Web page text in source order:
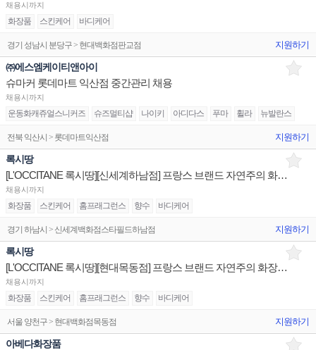
채용시까지
화장품 스킨케어 바디케어
경기 성남시 분당구 > 현대백화점판교점 지원하기
㈜에스엠케이티앤아이
슈마커 롯데마트 익산점 중간관리 채용
채용시까지
운동화캐쥬얼스니커즈 슈즈멀티샵 나이키 아디다스 푸마 휠라 뉴발란스
전북 익산시 > 롯데마트익산점 지원하기
록시땅
[L'OCCITANE 록시땅][신세계하남점] 프랑스 브랜드 자연주의 화장품 매장 백화점 채용
채용시까지
화장품 스킨케어 홈프래그런스 향수 바디케어
경기 하남시 > 신세계백화점스타필드하남점 지원하기
록시땅
[L'OCCITANE 록시땅][현대목동점] 프랑스 브랜드 자연주의 화장품 매장 백화점 채용
채용시까지
화장품 스킨케어 홈프래그런스 향수 바디케어
서울 양천구 > 현대백화점목동점 지원하기
아베다화장품